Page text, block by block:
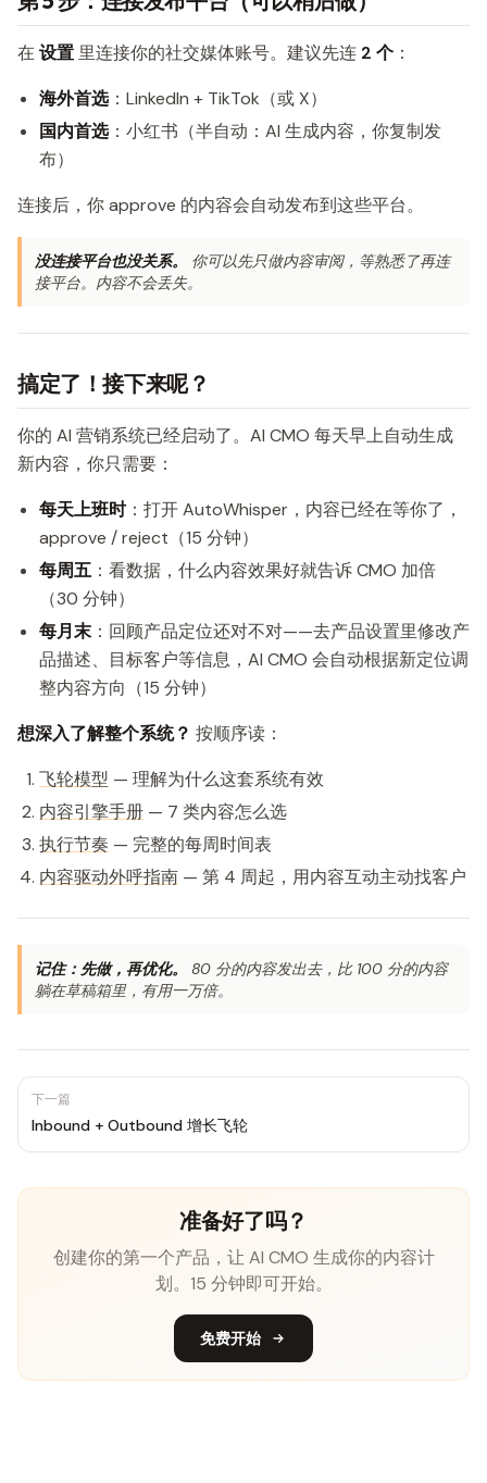
在 设置 里连接你的社交媒体账号。建议先连 2 个 ：
海外首选：LinkedIn + TikTok（或 X）
国内首选：小红书（半自动：AI 生成内容，你复制发
布）
连接后，你 approve 的内容会自动发布到这些平台。
没连接平台也没关系。
你可以先只做内容审阅，等熟悉了再连
接平台。内容不会丢失。
搞定了！接下来呢？
你的 AI 营销系统已经启动了。AI CMO 每天早上自动生成
新内容，你只需要：
每天上班时：打开 AutoWhisper，内容已经在等你了，
approve / reject（15 分钟）
每周五 ：看数据，什么内容效果好就告诉 CMO 加倍
（30 分钟）
每月末：回顾产品定位还对不对——去产品设置里修改产
品描述、目标客户等信息，AI CMO 会自动根据新定位调
整内容方向（15 分钟）
想深入了解整个系统？ 按顺序读：
飞轮模型 — 理解为什么这套系统有效
内容引擎手册 — 7 类内容怎么选
执行节奏 — 完整的每周时间表
内容驱动外呼指南 — 第 4 周起，用内容互动主动找客户
记住：先做，再优化。
80 分的内容发出去，比 100 分的内容
躺在草稿箱里，有用一万倍。
下一篇
Inbound + Outbound 增长飞轮
准备好了吗？
创建你的第一个产品，让 AI CMO 生成你的内容计
划。15 分钟即可开始。
免费开始